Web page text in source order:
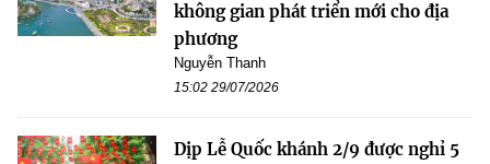
không gian phát triển mới cho địa
phương
Nguyễn Thanh
15:02 29/07/2026
Dịp Lễ Quốc khánh 2/9 được nghỉ 5